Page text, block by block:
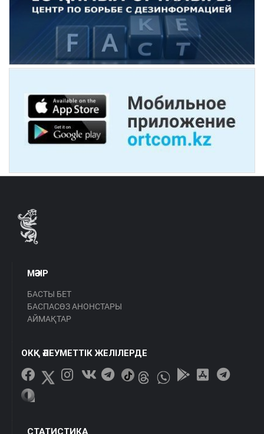
МӘЗІР
БАСТЫ БЕТ
БАСПАСӨЗ АНОНСТАРЫ
АЙМАҚТАР
ОКҚ ӘЛЕУМЕТТІК ЖЕЛІЛЕРДЕ
СТАТИСТИКА